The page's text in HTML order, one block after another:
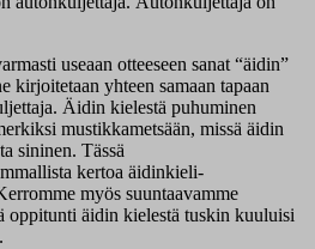
useaan otteeseen sanat “äidin”
yhteen samaan tapaan
Äidin kielestä puhuminen
mustikkametsään, missä äidin
sininen. Tässä
kertoa äidinkieli-
myös suuntaavamme
oppitunti äidin kielestä tuskin kuuluisi